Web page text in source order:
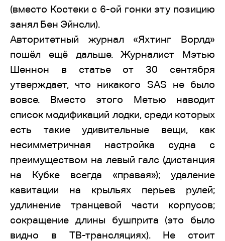
(вместо Костеки с 6-ой гонки эту позицию
занял Бен Эйнсли).
Авторитетный журнал «Яхтинг Ворлд»
пошёл ещё дальше. Журналист Мэтью
Шеннон в статье от 30 сентября
утверждает, что никакого SAS не было
вовсе. Вместо этого Метью наводит
список модификаций лодки, среди которых
есть такие удивительные вещи, как
несимметричная настройка судна с
преимуществом на левый галс (дистанция
на Кубке всегда «правая»); удаление
кавитации на крыльях перьев рулей;
удлинение транцевой части корпусов;
сокращение длины бушприта (это было
видно в ТВ-трансляциях). Не стоит